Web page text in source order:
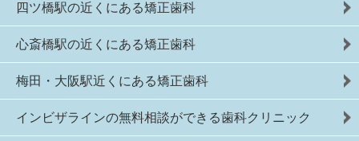
四ツ橋駅の近くにある矯正歯科
心斎橋駅の近くにある矯正歯科
梅田・大阪駅近くにある矯正歯科
インビザラインの無料相談ができる歯科クリニック